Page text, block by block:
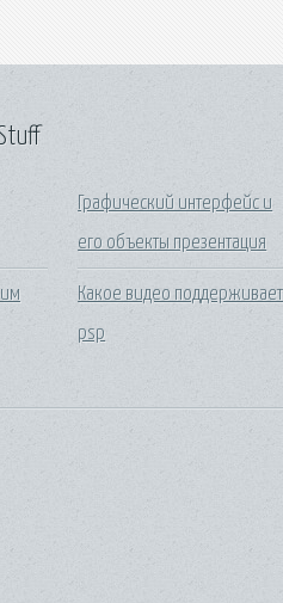
Графический интерфейс и
его объекты презентация
Какое видео поддерживает
psp